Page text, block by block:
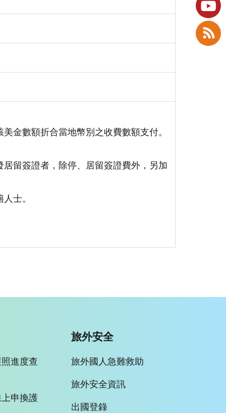
金數額折合當地幣別之收費數額支付。
留簽證者，除停、居留簽證費外，另加
士。
進度查
申換護
旅外安全
旅外國人急難救助
旅外安全資訊
出國登錄